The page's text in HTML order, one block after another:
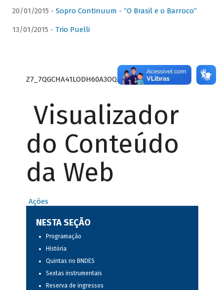
20/01/2015 - Sopro Continuum - “O Brasil e o Barroco”
13/01/2015 - Trio Puelli
Z7_7QGCHA41LODH60A3OQA8RN1415
Visualizador
do Conteúdo
da Web
Ações
NESTA SEÇÃO
Programação
História
Quintas no BNDES
Sextas instrumentais
Reserva de ingressos